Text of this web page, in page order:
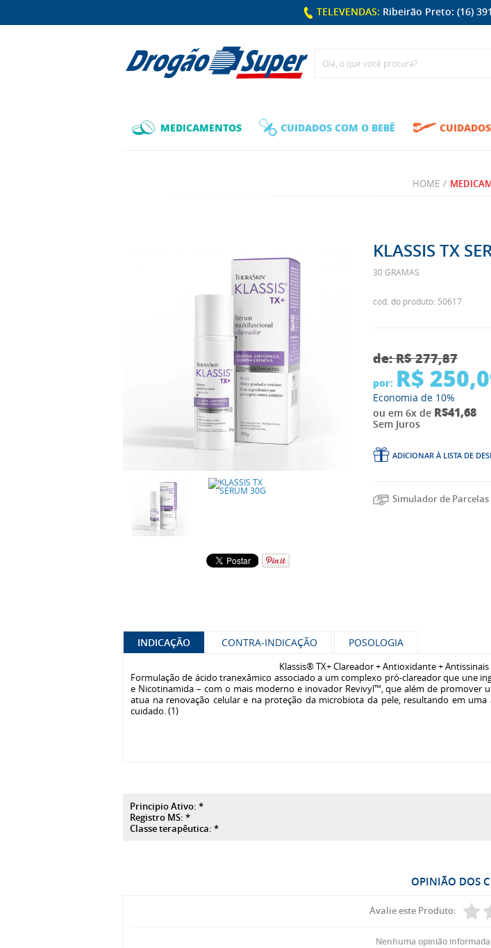
TELEVENDAS: Ribeirão Preto: (16)
MEDICAMENTOS CUIDADOS COM O BEBÊ
HOME /
KLASSIS TX
30 GRAMAS
cod. do produto: 50617
de:R$ 277,87
por: R$
Economia de 10%
ou em 6x de R$41,68
Sem Juros
ADICIONAR À LISTA DE
Simulador de Parcelas
INDICAÇÃO CONTRA-INDICAÇÃO POSOLOGIA
Klassis® TX+ Clareador + Antioxidante + Antissinais
Formulação de ácido tranexâmico associado a um complexo pró-clareador que une
e Nicotinamida – com o mais moderno e inovador Revivyl™, que além de promover
atua na renovação celular e na proteção da microbiota da pele, resultando em uma
cuidado. (1)
Principio Ativo: *
Registro MS: *
Classe terapêutica: *
OPINIÃO DOS
Avalie este Produto:
Nenhuma opinião